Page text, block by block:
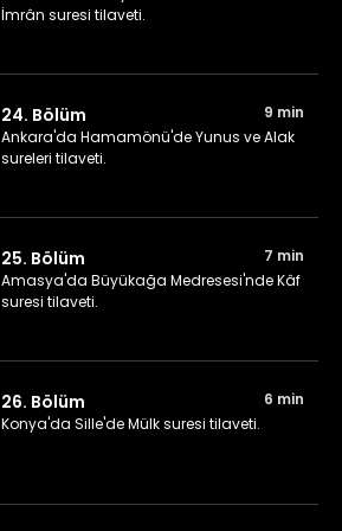
İmrân suresi tilaveti.
24. Bölüm
9 min
Ankara'da Hamamönü'de Yunus ve Alak
sureleri tilaveti.
25. Bölüm
7 min
Amasya'da Büyükağa Medresesi'nde Kâf
suresi tilaveti.
26. Bölüm
6 min
Konya'da Sille'de Mülk suresi tilaveti.